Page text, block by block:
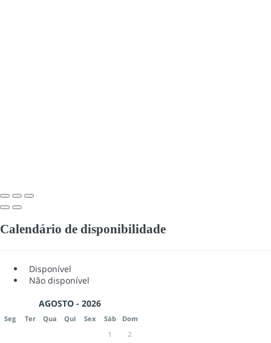
Calendário de disponibilidade
Disponível
Não disponível
AGOSTO - 2026
Seg Ter Qua Qui Sex Sáb Dom
1
2